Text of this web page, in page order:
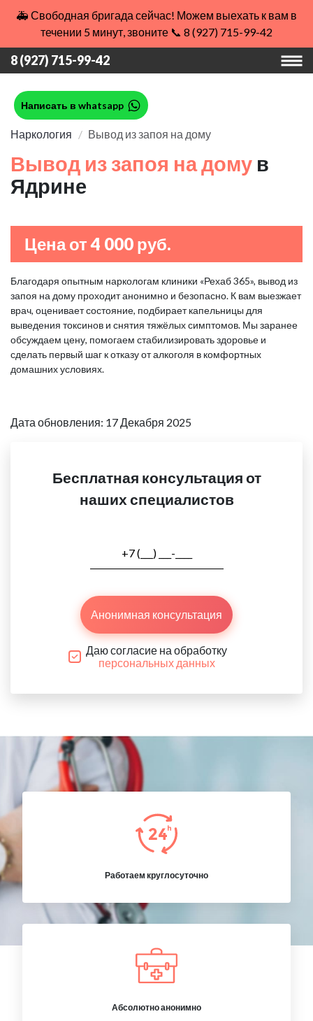
🚑 Свободная бригада сейчас! Можем выехать к вам в
течении 5 минут, звоните 📞 8 (927) 715-99-42
8 (927) 715-99-42
Написать в whatsapp
Наркология Вывод из запоя на дому
Вывод из запоя на дому в
Ядрине
Цена от 4 000 руб.
Благодаря опытным наркологам клиники «Рехаб 365», вывод из
запоя на дому проходит анонимно и безопасно. К вам выезжает
врач, оценивает состояние, подбирает капельницы для
выведения токсинов и снятия тяжёлых симптомов. Мы заранее
обсуждаем цену, помогаем стабилизировать здоровье и
сделать первый шаг к отказу от алкоголя в комфортных
домашних условиях.
Дата обновления: 17 Декабря 2025
Бесплатная консультация от
наших специалистов
Анонимная консультация
Даю согласие на обработку
персональных данных
Работаем круглосуточно
Абсолютно анонимно